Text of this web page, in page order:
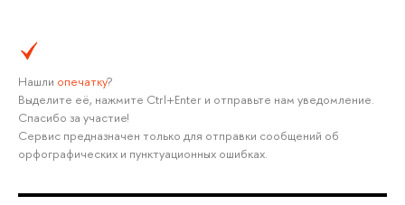
Нашли опечатку?
Выделите её, нажмите Ctrl+Enter и отправьте нам уведомление.
Спасибо за участие!
Сервис предназначен только для отправки сообщений об
орфографических и пунктуационных ошибках.